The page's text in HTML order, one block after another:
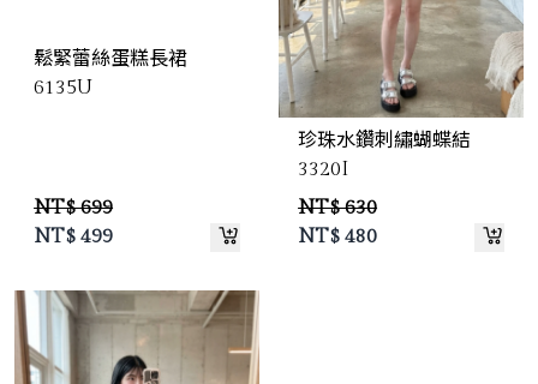
鬆緊蕾絲蛋糕長裙
6135U
NT$ 699
NT$ 499
珍珠水鑽刺繡蝴蝶結
3320I
NT$ 630
NT$ 480